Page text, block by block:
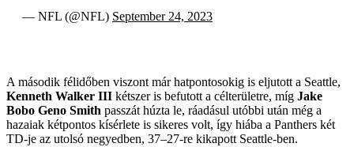
— NFL (@NFL) September 24, 2023
A második félidőben viszont már hatpontosokig is eljutott a Seattle,
Kenneth Walker III kétszer is befutott a célterületre, míg Jake
Bobo Geno Smith passzát húzta le, ráadásul utóbbi után még a
hazaiak kétpontos kísérlete is sikeres volt, így hiába a Panthers két
TD-je az utolsó negyedben, 37–27-re kikapott Seattle-ben.